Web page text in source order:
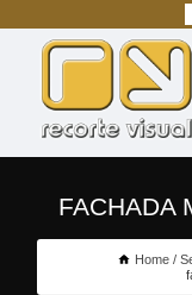
FACHADA
Home